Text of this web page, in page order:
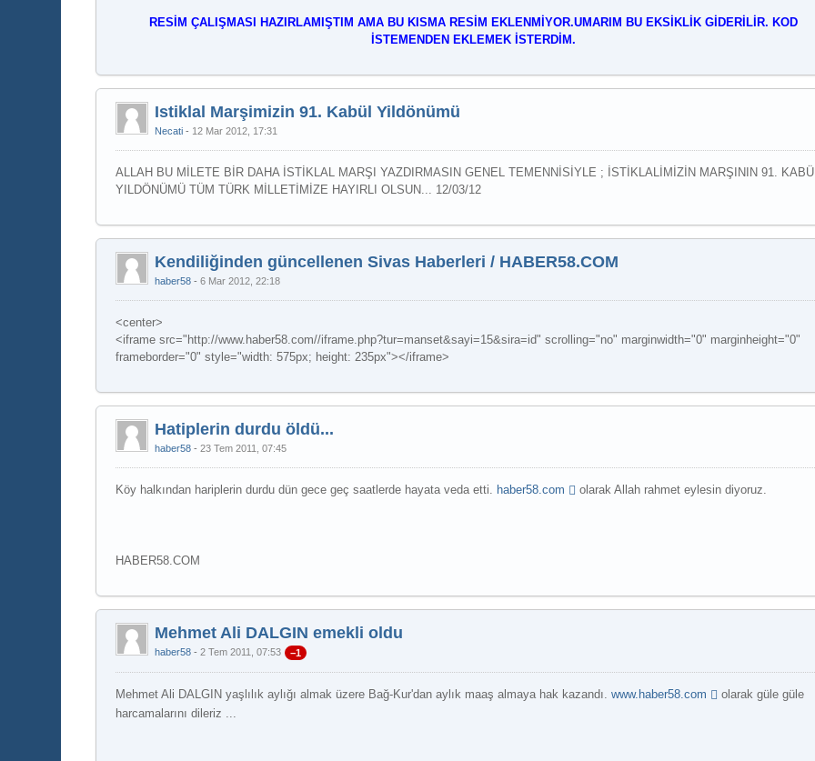
RESİM ÇALIŞMASI HAZIRLAMIŞTIM AMA BU KISMA RESİM EKLENMİYOR.UMARIM BU EKSİKLİK GİDERİLİR. KOD
İSTEMENDEN EKLEMEK İSTERDİM.
Istiklal Marşimizin 91. Kabül Yildönümü
Necati 12 Mar 2012, 17:31
ALLAH BU MİLETE BİR DAHA İSTİKLAL MARŞI YAZDIRMASIN GENEL TEMENNİSİYLE ; İSTİKLALİMİZİN MARŞININ 91.
YILDÖNÜMÜ TÜM TÜRK MİLLETİMİZE HAYIRLI OLSUN... 12/03/12
Kendiliğinden güncellenen Sivas Haberleri / HABER58.COM
haber58 6 Mar 2012, 22:18
<center>
<iframe src="http://www.haber58.com//iframe.php?tur=manset&sayi=15&sira=id" scrolling="no" marginwidth="0" marginheight="0"
frameborder="0" style="width: 575px; height: 235px"></iframe>
Hatiplerin durdu öldü...
haber58 23 Tem 2011, 07:45
Köy halkından hariplerin durdu dün gece geç saatlerde hayata veda etti. haber58.com olarak Allah rahmet eylesin diyoruz.
HABER58.COM
Mehmet Ali DALGIN emekli oldu
haber58 2 Tem 2011, 07:53 −1
Mehmet Ali DALGIN yaşlılık aylığı almak üzere Bağ-Kur'dan aylık maaş almaya hak kazandı.www.haber58.com
olarak güle güle
harcamalarını dileriz ...